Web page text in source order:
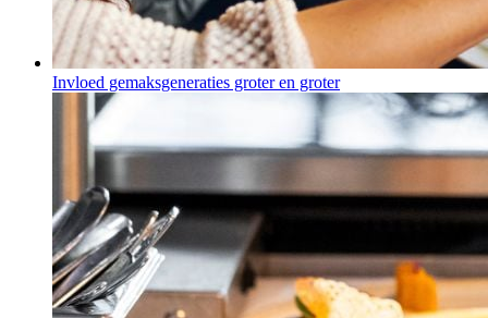
Invloed gemaksgeneraties groter en groter